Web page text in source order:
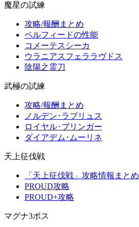
魔星の試練
攻略/報酬まとめ
ペルフィードの性能
コメーテスシーカ
ウラニアスフェララヴドス
陰陽之霊刀
武極の試練
攻略/報酬まとめ
ノルデン･ラブリュス
ロイヤル･ブリンガー
ダイアデム･ムーリネ
天上征伐戦
「天上征伐戦」攻略情報まとめ
PROUD攻略
PROUD+攻略
マグナ3ボス